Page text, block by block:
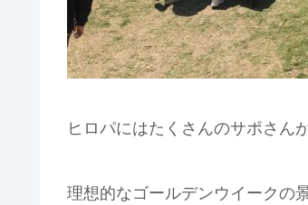
ヒロパにはたくさんのサポさん
理想的なゴールデンウイークの